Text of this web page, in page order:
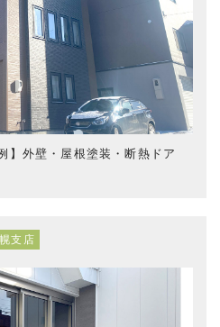
】外壁・屋根塗装・断熱ドア
支店